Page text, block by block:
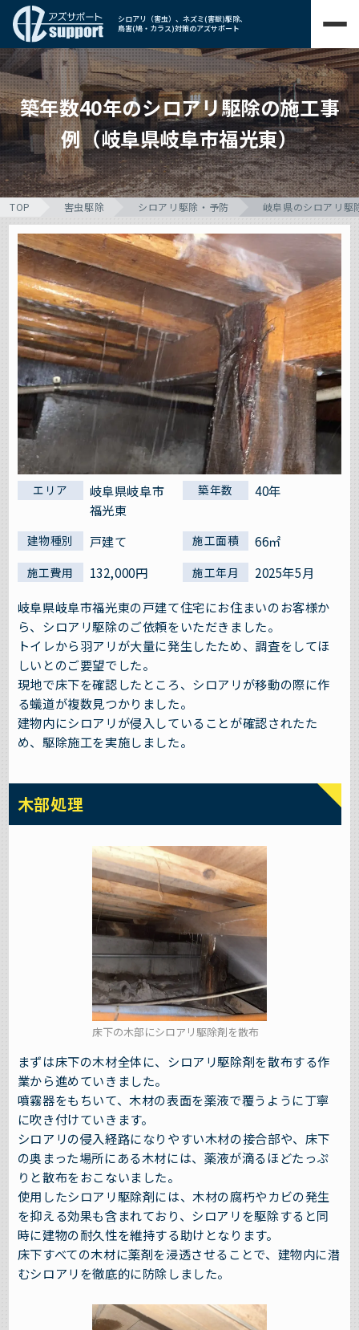
シロアリ（害虫）、ネズミ(害獣)駆除、
鳥害(鳩・カラス)対策のアズサポート
築年数40年のシロアリ駆除の施工事
例（岐阜県岐阜市福光東）
TOP 害虫駆除 シロアリ駆除・予防 岐阜県のシロアリ駆
エリア
岐阜県岐阜市
福光東
築年数 40年
建物種別 戸建て 施工面積 66㎡
施工費用 132,000円 施工年月
2025年5月
岐阜県岐阜市福光東の戸建て住宅にお住まいのお客様か
ら、シロアリ駆除のご依頼をいただきました。
トイレから羽アリが大量に発生したため、調査をしてほ
しいとのご要望でした。
現地で床下を確認したところ、シロアリが移動の際に作
る蟻道が複数見つかりました。
建物内にシロアリが侵入していることが確認されたた
め、駆除施工を実施しました。
木部処理
床下の木部にシロアリ駆除剤を散布
まずは床下の木材全体に、シロアリ駆除剤を散布する作
業から進めていきました。
噴霧器をもちいて、木材の表面を薬液で覆うように丁寧
に吹き付けていきます。
シロアリの侵入経路になりやすい木材の接合部や、床下
の奥まった場所にある木材には、薬液が滴るほどたっぷ
りと散布をおこないました。
使用したシロアリ駆除剤には、木材の腐朽やカビの発生
を抑える効果も含まれており、シロアリを駆除すると同
時に建物の耐久性を維持する助けとなります。
床下すべての木材に薬剤を浸透させることで、建物内に潜
むシロアリを徹底的に防除しました。